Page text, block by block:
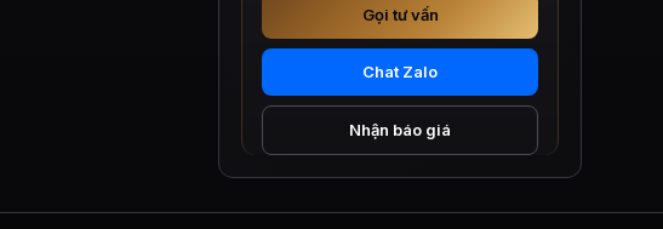
Gọi tư vấn
Chat Zalo
Nhận báo giá